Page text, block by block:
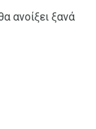
ανοίξει ξανά